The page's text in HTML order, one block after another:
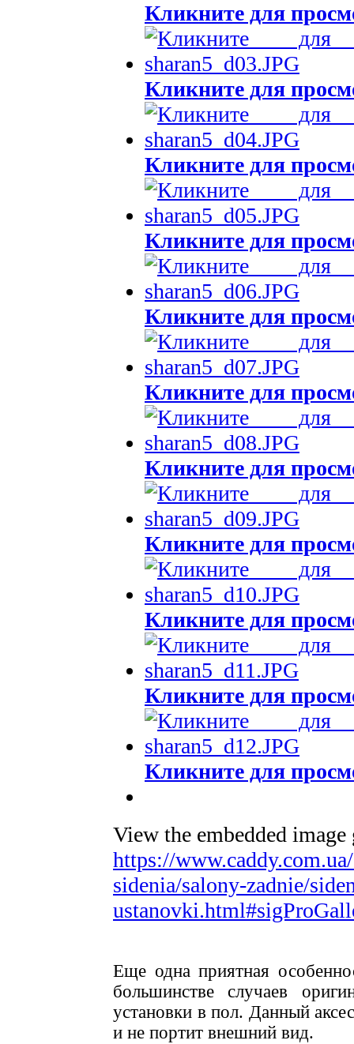
Кликните для
Кликните для
Кликните для
Кликните для
Кликните для
Кликните для
Кликните для
Кликните для
Кликните для
Кликните для
Кликните для
View the embedded
https://
sidenia/salony-zadnie/
Еще одна приятная
большинстве случаев
установки в пол. Данный
и не портит внешний вид.